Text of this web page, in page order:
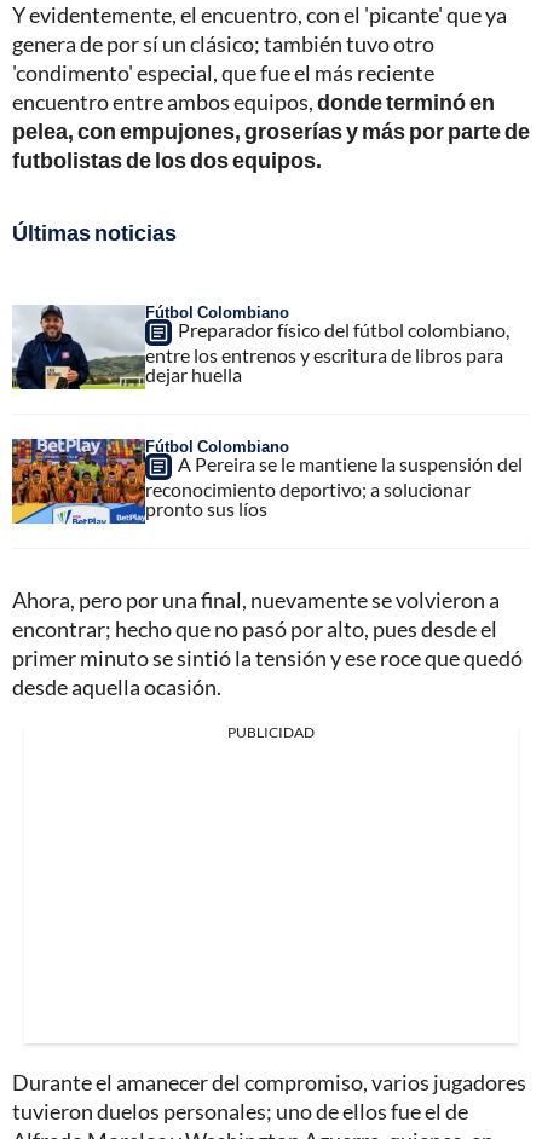
Y evidentemente, el encuentro, con el 'picante' que ya
genera de por sí un clásico; también tuvo otro
'condimento' especial, que fue el más reciente
encuentro entre ambos equipos,donde terminó en
pelea, con empujones, groserías y más por parte de
futbolistas de los dos equipos.
Últimas noticias
Fútbol Colombiano
Preparador físico del fútbol colombiano,
entre los entrenos y escritura de libros para
dejar huella
Fútbol Colombiano
A Pereira se le mantiene la suspensión del
reconocimiento deportivo; a solucionar
pronto sus líos
Ahora, pero por una final, nuevamente se volvieron a
encontrar; hecho que no pasó por alto, pues desde el
primer minuto se sintió la tensión y ese roce que quedó
desde aquella ocasión.
PUBLICIDAD
Durante el amanecer del compromiso, varios jugadores
tuvieron duelos personales; uno de ellos fue el de